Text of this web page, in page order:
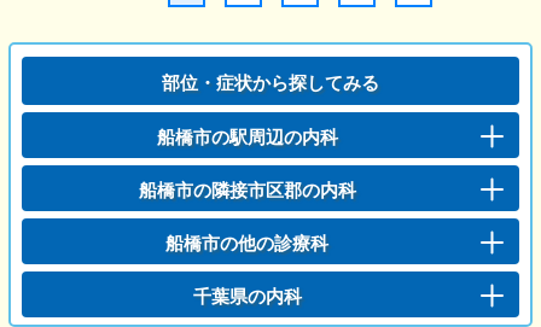
部位・症状から探してみる
船橋市の駅周辺の内科
船橋市の隣接市区郡の内科
船橋市の他の診療科
千葉県の内科